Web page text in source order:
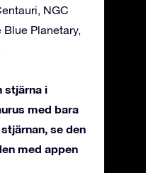
NGC
Blue Planetary,
stjärna i
med bara
se den
med appen